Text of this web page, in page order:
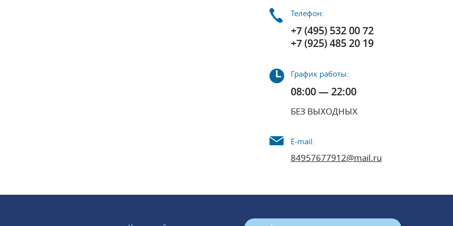
Телефон:
+7 (495) 532 00 72
+7 (925) 485 20 19
График работы:
08:00 — 22:00
БЕЗ ВЫХОДНЫХ
E-mail:
84957677912@mail.ru